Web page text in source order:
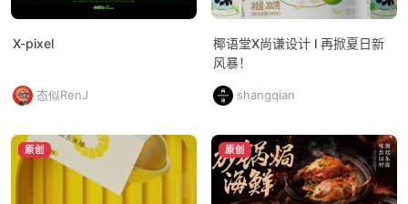
X-pixel
态似RenJ
椰语堂X尚谦设计 l 再掀夏日新
风暴！
shangqian
原创 原创